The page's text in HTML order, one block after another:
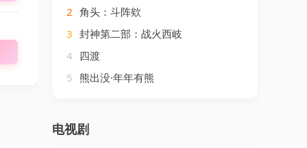
2 角头：斗阵欸
3 封神第二部：战火西岐
4 四渡
5 熊出没·年年有熊
电视剧